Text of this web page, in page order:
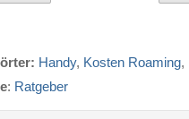
Handy, Kosten Roaming,
: Ratgeber